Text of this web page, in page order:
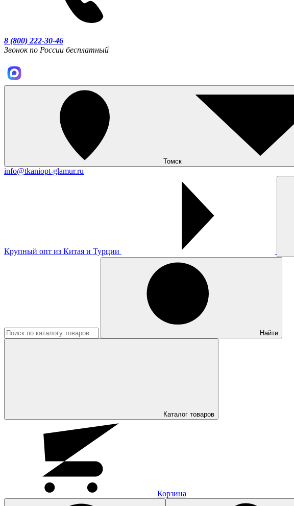
8 (800) 222-30-46
Звонок по России бесплатный
Томск
info@tkaniopt-glamur.ru
Крупный опт из Китая и Турции
Найти
Каталог товаров
Корзина